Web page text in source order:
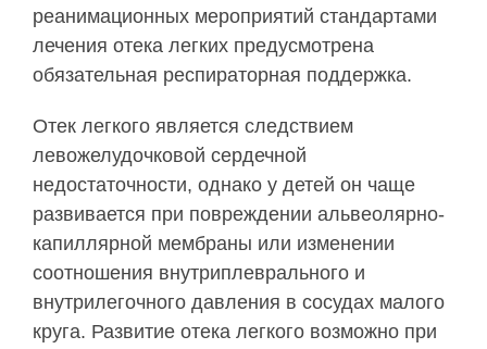
реанимационных мероприятий стандартами
лечения отека легких предусмотрена
обязательная респираторная поддержка.
Отек легкого является следствием
левожелудочковой сердечной
недостаточности, однако у детей он чаще
развивается при повреждении альвеолярно-
капиллярной мембраны или изменении
соотношения внутриплеврального и
внутрилегочного давления в сосудах малого
круга. Развитие отека легкого возможно при